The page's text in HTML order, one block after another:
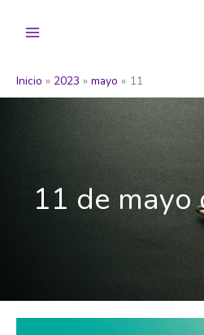
Inicio 2023 mayo 11
11 de